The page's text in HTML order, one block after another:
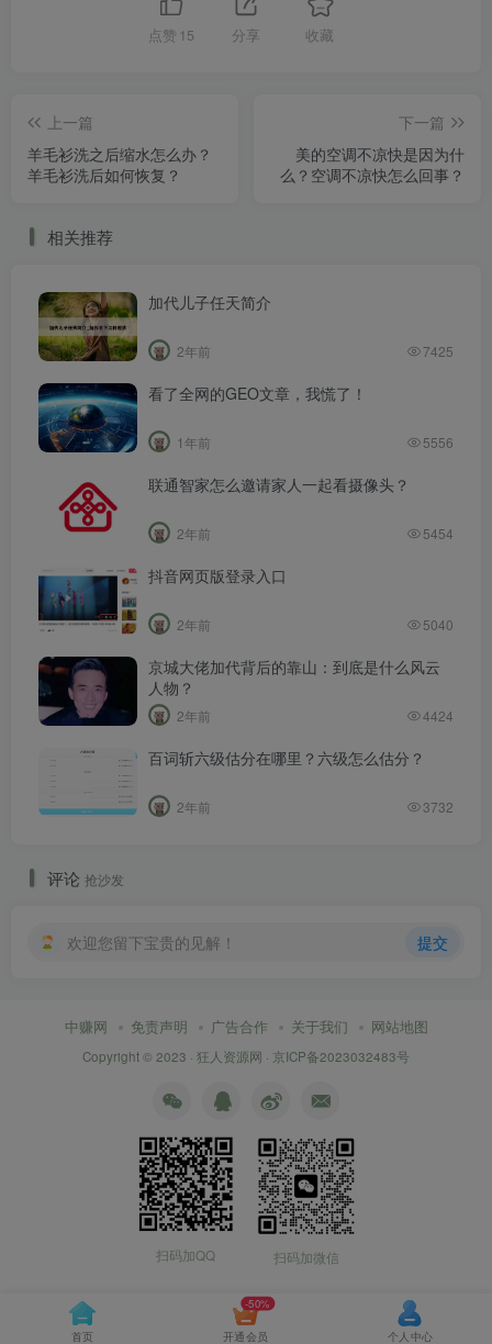
点赞 15 分享 收藏
上一篇
羊毛衫洗之后缩水怎么办？
羊毛衫洗后如何恢复？
下一篇
美的空调不凉快是因为什
么？空调不凉快怎么回事？
相关推荐
加代儿子任天简介
2年前 7425
看了全网的GEO文章，我慌了！
1年前 5556
联通智家怎么邀请家人一起看摄像头？
2年前 5454
抖音网页版登录入口
2年前 5040
京城大佬加代背后的靠山：到底是什么风云
人物？
2年前 4424
百词斩六级估分在哪里？六级怎么估分？
2年前 3732
评论 抢沙发
欢迎您留下宝贵的见解！ 提交
中赚网 免责声明 广告合作 关于我们 网站地图
Copyright © 2023 · 狂人资源网 · 京ICP备2023032483号
扫码加QQ 扫码加微信
首页 开通会员
-50%
个人中心